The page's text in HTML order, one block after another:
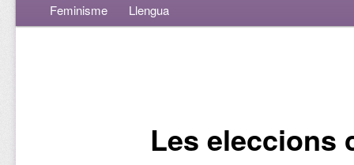
Feminisme
Llengua
Les eleccions